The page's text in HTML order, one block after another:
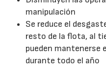
manipulación
Se reduce el
resto de la flota, al
pueden mantenerse
durante todo el año